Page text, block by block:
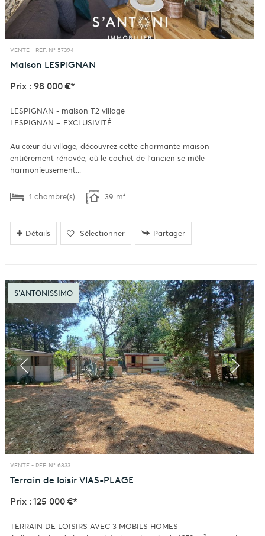
VENTE - REF. N° 57394
Maison LESPIGNAN
Prix : 98 000 €*
LESPIGNAN - maison T2 village
LESPIGNAN – EXCLUSIVITÉ
Au cœur du village, découvrez cette charmante maison
entièrement rénovée, où le cachet de l'ancien se mêle
harmonieusement...
1 chambre(s) 39 m²
Détails Sélectionner Partager
S'ANTONISSIMO
VENTE - REF. N° 6833
Terrain de loisir VIAS-PLAGE
Prix : 125 000 €*
TERRAIN DE LOISIRS AVEC 3 MOBILS HOMES